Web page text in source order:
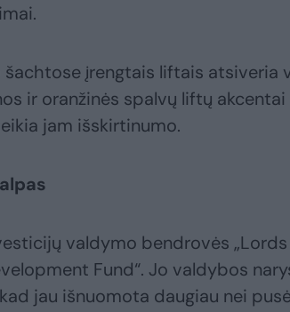
įrengtais liftais atsiveria
ir oranžinės spalvų liftų
jam išskirtinumo.
valdymo bendrovės „Lords
Fund“. Jo valdybos
jau išnuomota daugiau nei